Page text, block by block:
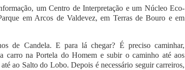
um Centro de Interpretação e um Núcleo Eco-
em Arcos de Valdevez, em Terras de Bouro e em
de Candela. E para lá chegar? É preciso caminhar,
carro na Portela do Homem e subir o caminho até aos
ao Salto do Lobo. Depois é necessário seguir carreiros,